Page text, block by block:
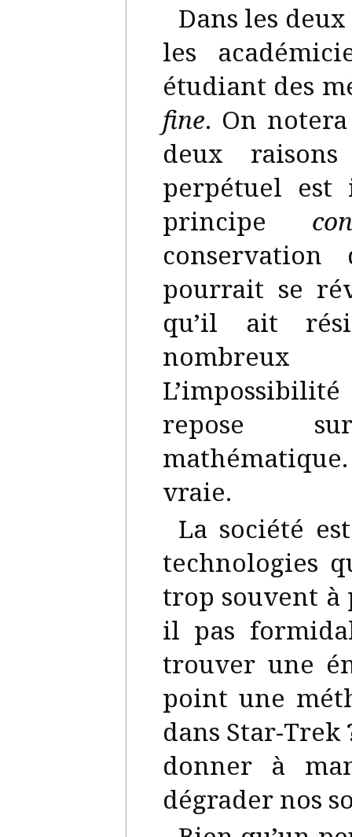
Dans les
les
étudiant des
fine. On
deux
perpétuel est
principe
pourrait se
qu’il ait
nombreux
repose
vraie.
La société
technologies
trop souvent à
il pas
trouver une
point une
dans Star-
donner à
dégrader nos